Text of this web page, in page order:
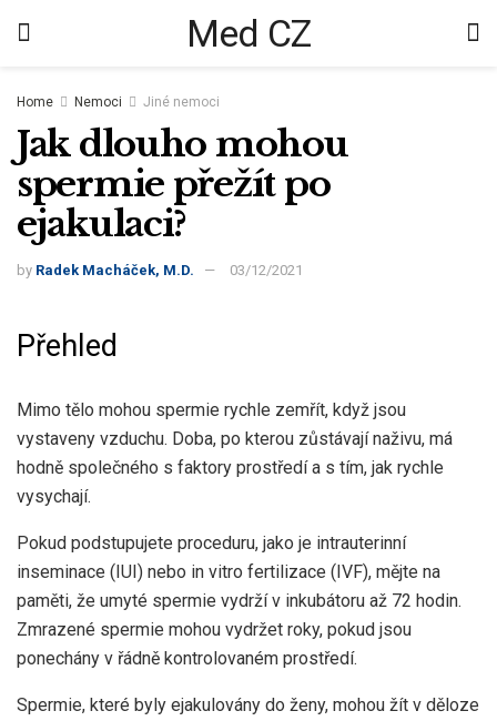
Med CZ
Home Nemoci Jiné nemoci
Jak dlouho mohou
spermie přežít po
ejakulaci?
by Radek Macháček, M.D. 03/12/2021
Přehled
Mimo tělo mohou spermie rychle zemřít, když jsou
vystaveny vzduchu. Doba, po kterou zůstávají naživu, má
hodně společného s faktory prostředí a s tím, jak rychle
vysychají.
Pokud podstupujete proceduru, jako je intrauterinní
inseminace (IUI) nebo in vitro fertilizace (IVF), mějte na
paměti, že umyté spermie vydrží v inkubátoru až 72 hodin.
Zmrazené spermie mohou vydržet roky, pokud jsou
ponechány v řádně kontrolovaném prostředí.
Spermie, které byly ejakulovány do ženy, mohou žít v děloze